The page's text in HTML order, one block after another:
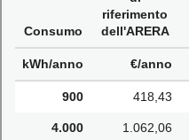
Consumo
riferimento
dell'ARERA
kWh/anno €/anno
900 418,43
4.000 1.062,06